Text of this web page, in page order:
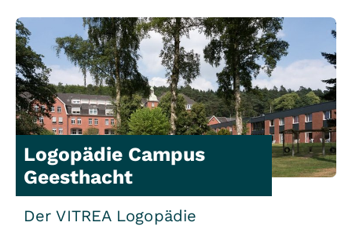
Logopädie Campus
Geesthacht
Der VITREA Logopädie